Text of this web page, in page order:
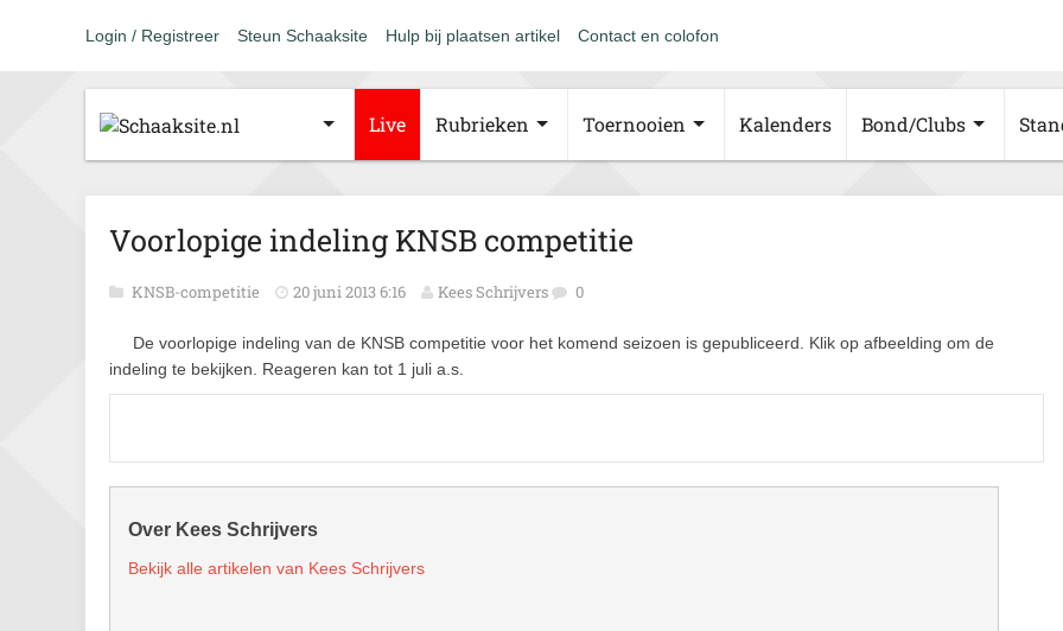
Login / Registreer Steun Schaaksite Hulp bij plaatsen artikel Contact en colofon
Live Rubrieken Toernooien Kalenders Bond/Clubs
Voorlopige indeling KNSB competitie
KNSB-competitie 20 juni 2013 6:16 Kees Schrijvers 0
De voorlopige indeling van de KNSB competitie voor het komend seizoen is gepubliceerd. Klik op afbeelding om de
indeling te bekijken. Reageren kan tot 1 juli a.s.
Over Kees Schrijvers
Bekijk alle artikelen van Kees Schrijvers